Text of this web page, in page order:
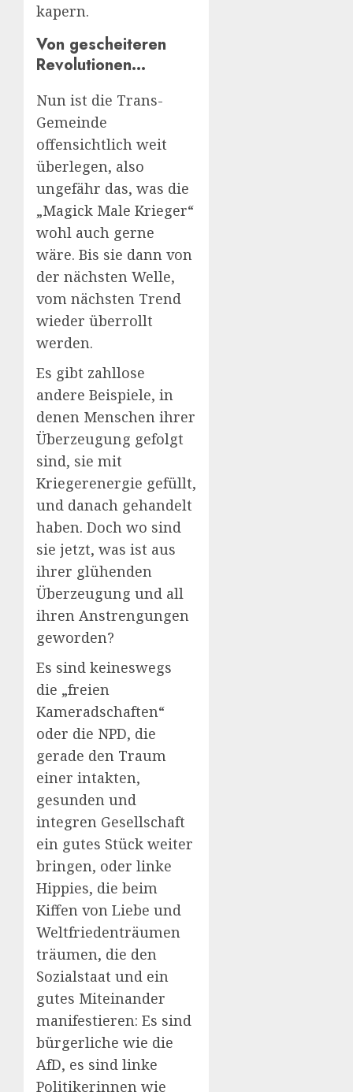
kapern.
Von gescheiteren
Revolutionen…
Nun ist die Trans-
Gemeinde
offensichtlich weit
überlegen, also
ungefähr das, was die
„Magick Male Krieger“
wohl auch gerne
wäre. Bis sie dann von
der nächsten Welle,
vom nächsten Trend
wieder überrollt
werden.
Es gibt zahllose
andere Beispiele, in
denen Menschen ihrer
Überzeugung gefolgt
sind, sie mit
Kriegerenergie gefüllt,
und danach gehandelt
haben. Doch wo sind
sie jetzt, was ist aus
ihrer glühenden
Überzeugung und all
ihren Anstrengungen
geworden?
Es sind keineswegs
die „freien
Kameradschaften“
oder die NPD, die
gerade den Traum
einer intakten,
gesunden und
integren Gesellschaft
ein gutes Stück weiter
bringen, oder linke
Hippies, die beim
Kiffen von Liebe und
Weltfriedenträumen
träumen, die den
Sozialstaat und ein
gutes Miteinander
manifestieren: Es sind
bürgerliche wie die
AfD, es sind linke
Politikerinnen wie